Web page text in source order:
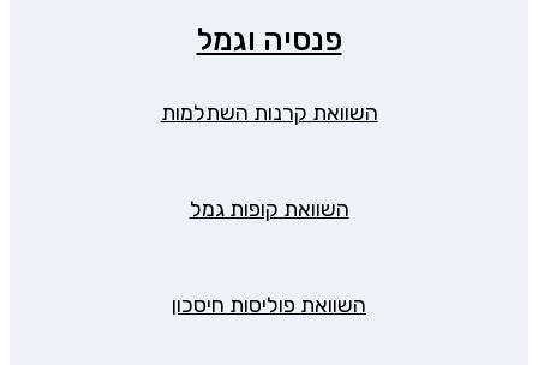
פנסיה וגמל
השוואת קרנות השתלמות
השוואת קופות גמל
השוואת פוליסות חיסכון